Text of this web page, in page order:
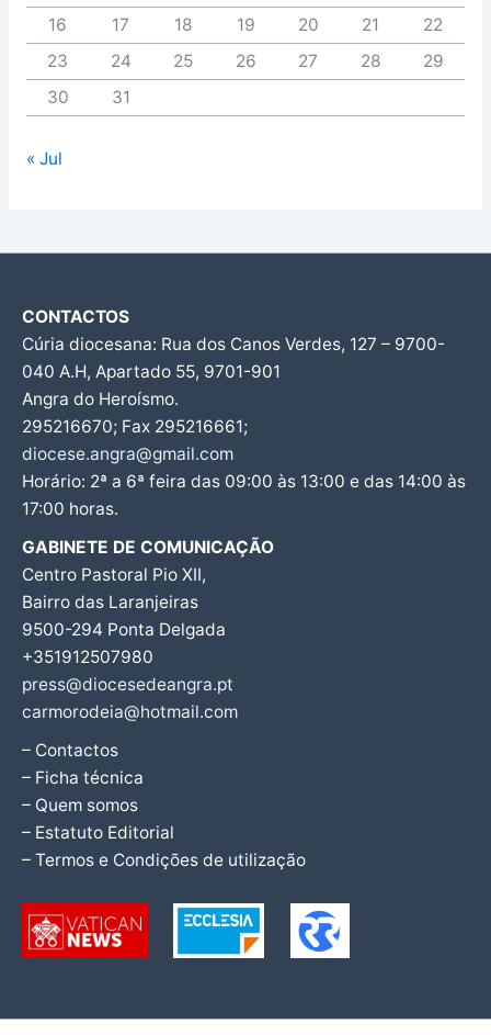
16
17 18 19 20 21
22
23
24 25 26 27 28
29
30
31
« Jul
CONTACTOS
Cúria diocesana: Rua dos Canos Verdes, 127 – 9700-
040 A.H, Apartado 55, 9701-901
Angra do Heroísmo.
295216670; Fax 295216661;
diocese.angra@gmail.com
Horário: 2ª a 6ª feira das 09:00 às 13:00 e das 14:00 às
17:00 horas.
GABINETE DE COMUNICAÇÃO
Centro Pastoral Pio XII,
Bairro das Laranjeiras
9500-294 Ponta Delgada
+351912507980
press@diocesedeangra.pt
carmorodeia@hotmail.com
– Contactos
– Ficha técnica
– Quem somos
– Estatuto Editorial
– Termos e Condições de utilização